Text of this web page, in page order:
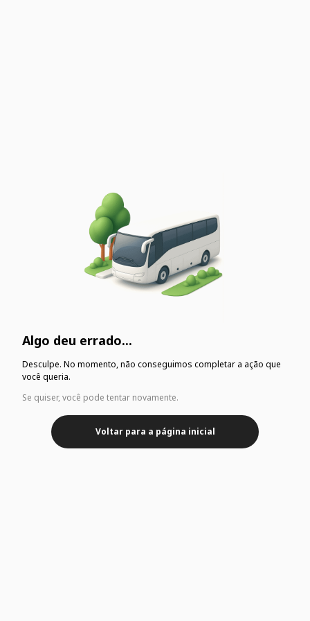
Algo deu errado...
Desculpe. No momento, não conseguimos completar a ação que
você queria.
Se quiser, você pode tentar novamente.
Voltar para a página inicial